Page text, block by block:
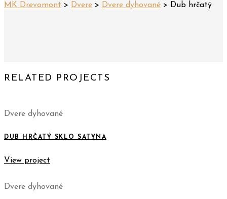
MK Drevomont > Dvere > Dvere dyhované > Dub hrčatý
RELATED PROJECTS
Dvere dyhované
DUB HRČATÝ SKLO SATYNA
View project
Dvere dyhované